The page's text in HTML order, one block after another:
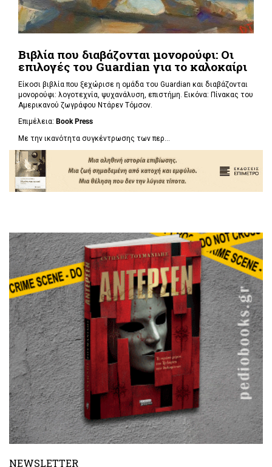
Βιβλία που διαβάζονται μονορούφι: Οι
επιλογές του Guardian για το καλοκαίρι
Είκοσι βιβλία που ξεχώρισε η ομάδα του Guardian και διαβάζονται
μονορούφι: λογοτεχνία, ψυχανάλυση, επιστήμη. Εικόνα: Πίνακας του
Αμερικανού ζωγράφου Ντάρεν Τόμσον.
Επιμέλεια: Book Press
Με την ικανότητα συγκέντρωσης των περ...
NEWSLETTER